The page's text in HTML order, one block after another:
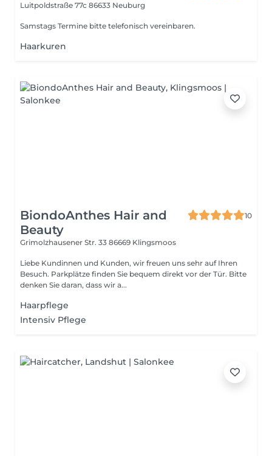
Luitpoldstraße 77c 86633 Neuburg
Samstags Termine bitte telefonisch vereinbaren.
Haarkuren
BiondoAnthes Hair and
Beauty
10
Grimolzhausener Str. 33 86669 Klingsmoos
Liebe Kundinnen und Kunden, wir freuen uns sehr auf Ihren
Besuch. Parkplätze finden Sie bequem direkt vor der Tür. Bitte
denken Sie daran, dass wir a...
Haarpflege
Intensiv Pflege